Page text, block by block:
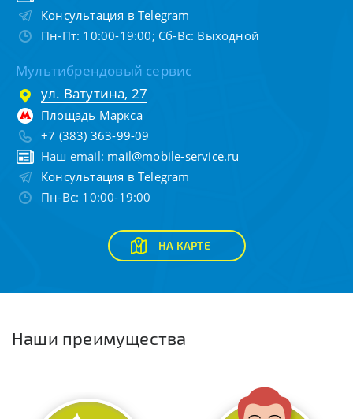
Консультация в Telegram
Пн-Пт: 10:00-19:00; Сб-Вс: Выходной
Мультибрендовый сервис
ул. Ватутина, 27
Площадь Маркса
+7 (383) 363-99-09
Наш email: mail@mobile-service.ru
Консультация в Telegram
Пн-Вс: 10:00-19:00
НА КАРТЕ
Наши преимущества